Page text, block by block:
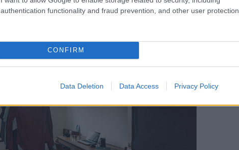
authentication functionality and fraud prevention, and other user protection.
CONFIRM
Data Deletion Data Access Privacy Policy